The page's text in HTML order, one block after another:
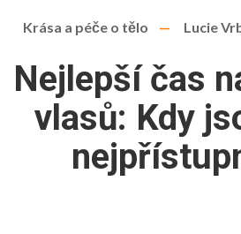
Krása a péče o tělo Lucie
Nejlepší čas
vlasů: Kdy